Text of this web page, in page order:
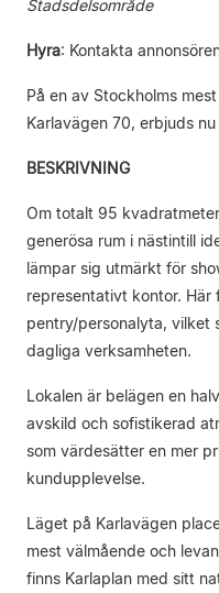
Stadsdelsområde
Hyra: Kontakta
På en av Stockholms
Karlavägen 70, erbjuds
BESKRIVNING
Om totalt 95
generösa rum i nästintill
lämpar sig utmärkt för
representativt kontor. Här
pentry/personalyta, vilket
dagliga verksamheten.
Lokalen är belägen en
avskild och sofistikerad
som värdesätter en mer
kundupplevelse.
Läget på Karlavägen
mest välmående och
finns Karlaplan med sitt